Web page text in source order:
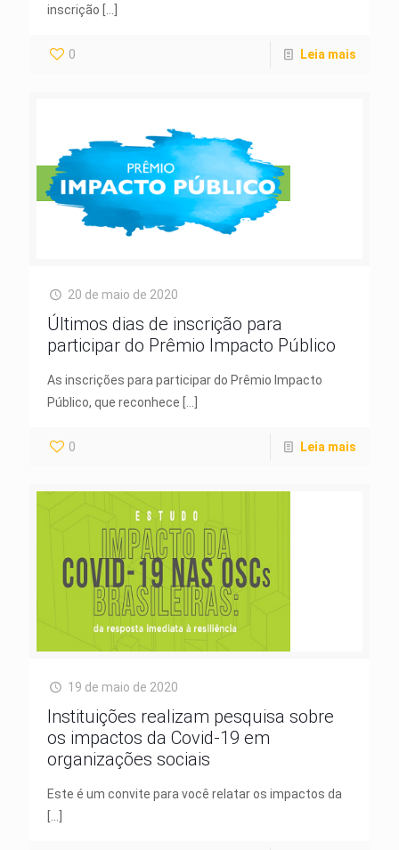
inscrição
0 Leia mais
20 de maio de 2020
Últimos dias de inscrição para
participar do Prêmio Impacto Público
As inscrições para participar do Prêmio Impacto
Público, que reconhece
0 Leia mais
19 de maio de 2020
Instituições realizam pesquisa sobre
os impactos da Covid-19 em
organizações sociais
Este é um convite para você relatar os impactos da